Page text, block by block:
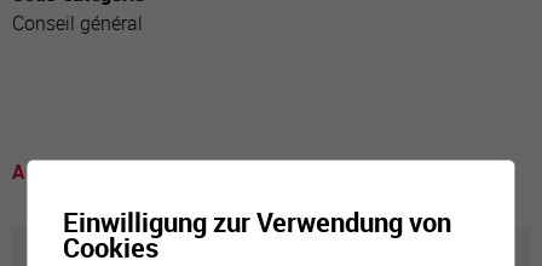
Conseil général
A voir
Einwilligung zur Verwendung von
Cookies